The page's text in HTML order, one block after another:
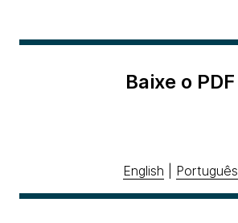
Baixe o PDF
English Português